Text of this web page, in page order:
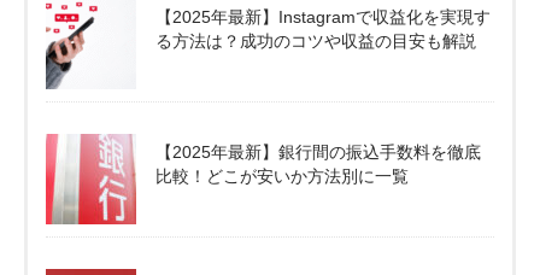
【2025年最新】Instagramで収益化を実現す
る方法は？成功のコツや収益の目安も解説
【2025年最新】銀行間の振込手数料を徹底
比較！どこが安いか方法別に一覧